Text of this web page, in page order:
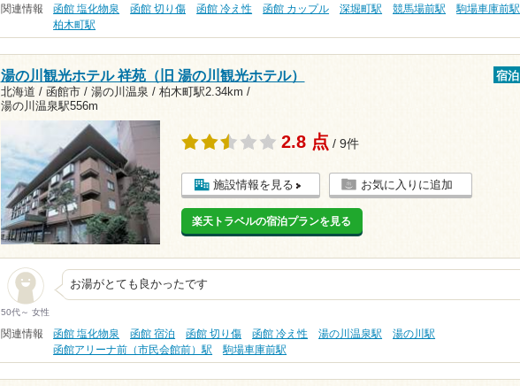
関連情報 函館 塩化物泉 函館 切り傷 函館 冷え性 函館 カップル 深堀町駅 競馬場前駅
駒場車庫前駅
柏木町駅
湯の川観光ホテル 祥苑（旧 湯の川観光ホテル）
北海道 / 函館市 / 湯の川温泉 / 柏木町駅2.34km /
湯の川温泉駅556m
宿泊
2.8 点 / 9件
施設情報を見る お気に入りに追加
楽天トラベルの宿泊プランを見る
50代～ 女性
お湯がとても良かったです
関連情報 函館 塩化物泉 函館 宿泊 函館 切り傷 函館 冷え性 湯の川温泉駅
湯の川駅
函館アリーナ前（市民会館前）駅
駒場車庫前駅